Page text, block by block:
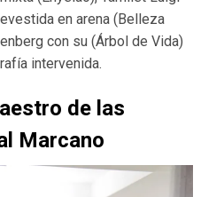
en arena (Belleza
con su (Árbol de Vida)
intervenida.
de las
Marcano